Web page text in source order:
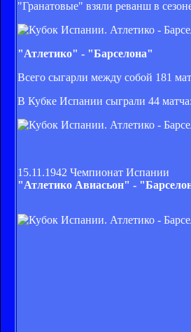
"Гранатовые" взяли реванш в
"Атлетико" - "Барселона"
Всего сыгарли между собой 181
В Кубке Испании сыграли 44
15.11.1942 Чемпионат Испании
"Атлетико Авиасьон" -